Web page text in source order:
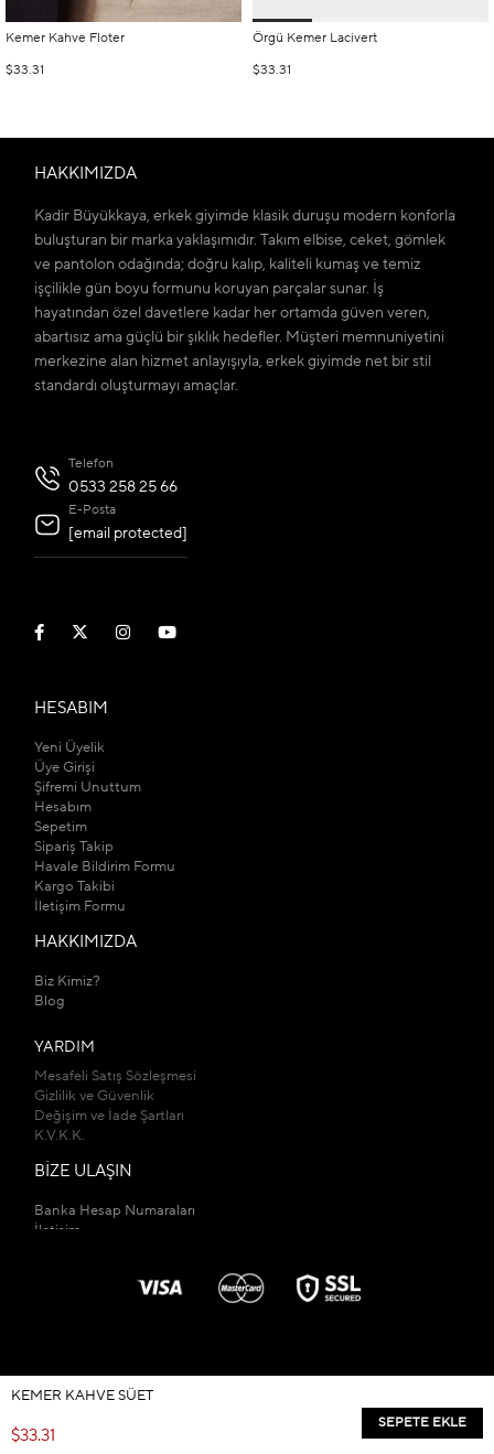
Kemer Kahve Floter
$33.31
Örgü Kemer Lacivert
$33.31
HAKKIMIZDA
Kadir Büyükkaya, erkek giyimde klasik duruşu modern konforla
buluşturan bir marka yaklaşımıdır. Takım elbise, ceket, gömlek
ve pantolon odağında; doğru kalıp, kaliteli kumaş ve temiz
işçilikle gün boyu formunu koruyan parçalar sunar. İş
hayatından özel davetlere kadar her ortamda güven veren,
abartısız ama güçlü bir şıklık hedefler. Müşteri memnuniyetini
merkezine alan hizmet anlayışıyla, erkek giyimde net bir stil
standardı oluşturmayı amaçlar.
Telefon
0533 258 25 66
E-Posta
[email protected]
HESABIM
Yeni Üyelik
Üye Girişi
Şifremi Unuttum
Hesabım
Sepetim
Sipariş Takip
Havale Bildirim Formu
Kargo Takibi
İletişim Formu
HAKKIMIZDA
Biz Kimiz?
Blog
YARDIM
Mesafeli Satış Sözleşmesi
Gizlilik ve Güvenlik
Değişim ve İade Şartları
K.V.K.K.
BİZE ULAŞIN
Banka Hesap Numaraları
İletişim
© 2026kadirbuyukkayashop.com
KEMER KAHVE SÜET
$33.31